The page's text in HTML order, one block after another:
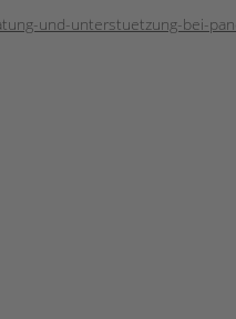
und-unterstuetzung-bei-